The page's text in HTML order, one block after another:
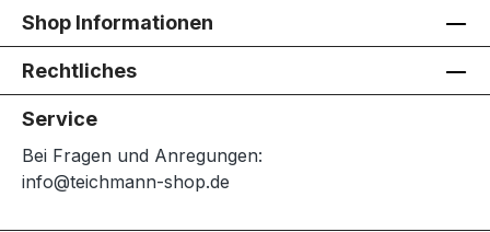
Shop Informationen
Rechtliches
Service
Bei Fragen und Anregungen:
info@teichmann-shop.de